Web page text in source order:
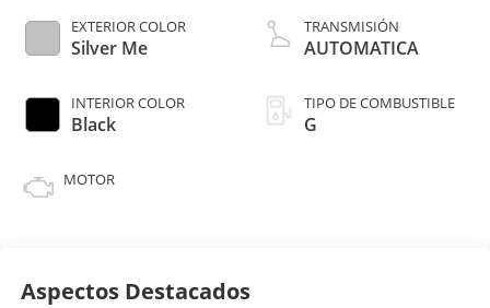
EXTERIOR COLOR
Silver Me
INTERIOR COLOR
Black
MOTOR
TRANSMISIÓN
AUTOMATICA
TIPO DE COMBUSTIBLE
G
Aspectos Destacados